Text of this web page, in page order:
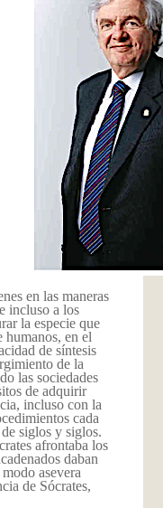
en las maneras
incluso a los
la especie que
humanos, en el
de síntesis
de la
las sociedades
de adquirir
incluso con la
cada
siglos y siglos.
afrontaba los
daban
asevera
de Sócrates,